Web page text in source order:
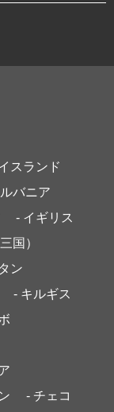
スランド
バニア
- イギリス
国）
ン
- キルギス
- チェコ